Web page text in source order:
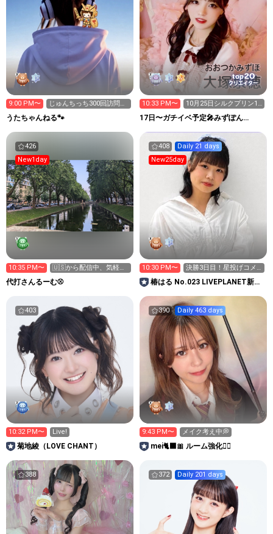
9:00 PM〜
じゅんちっち300回訪問あ
りがとう(♡ᴗ͈ˬᴗ͈)
うたちゃんねる🐾
top20
クリエイター
10:33 PM〜
10月25日シルクプリン1
日店長🌸
17日〜ガチイベ予定🎤みずぽん
426
New1day
10:35 PM〜
🇺🇸から配信中、気軽に
どぞー
代打さんるーむ⚾
408
Daily 21 days
New25day
10:30 PM〜
決勝3日目！星投げコメ
ントお願いします🙇‍♀️
椿はる No.023 LIVEPLANET新ア
403
10:32 PM〜 Live!
菊地綾（LOVE CHANT）
390 Daily 463 days
9:43 PM〜 メイク考え中💭
mei🐈‍⬛🎀 ルーム強化❤️‍🔥
388 372 Daily 201 days